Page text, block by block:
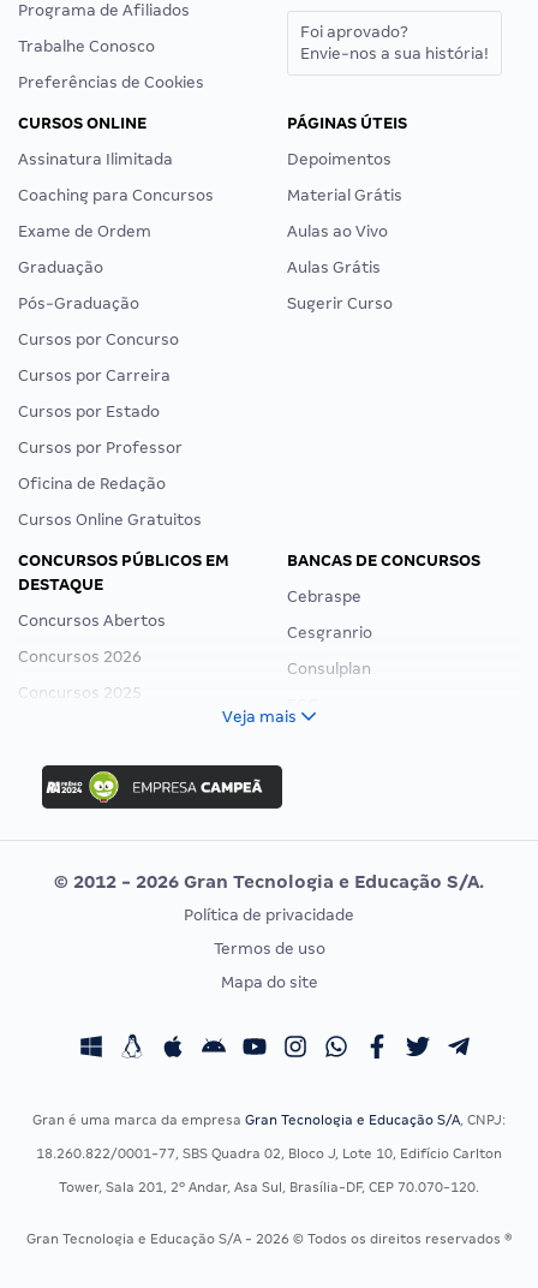
Programa de Afiliados
Trabalhe Conosco
Preferências de Cookies
Foi aprovado?
Envie-nos a sua história!
CURSOS ONLINE
Assinatura Ilimitada
Coaching para Concursos
Exame de Ordem
Graduação
Pós-Graduação
Cursos por Concurso
Cursos por Carreira
Cursos por Estado
Cursos por Professor
Oficina de Redação
Cursos Online Gratuitos
PÁGINAS ÚTEIS
Depoimentos
Material Grátis
Aulas ao Vivo
Aulas Grátis
Sugerir Curso
CONCURSOS PÚBLICOS EM
DESTAQUE
Concursos Abertos
Concursos 2026
Concursos 2025
Concurso Ibama
Concurso MPU
Editais publicados
BANCAS DE CONCURSOS
Cebraspe
Cesgranrio
Consulplan
Vunesp
CONCURSOS POR PROFISSÃO
Concursos Fiscais
Concursos Saúde
Residência Multiprofissional
EXAME DE ORDEM
Calendário OAB
Veja mais
© 2012 - 2026 Gran Tecnologia e Educação S/A.
Política de privacidade
Termos de uso
Mapa do site
Gran é uma marca da empresa Gran Tecnologia e Educação S/A, CNPJ:
18.260.822/0001-77, SBS Quadra 02, Bloco J, Lote 10, Edifício Carlton
Tower, Sala 201, 2º Andar, Asa Sul, Brasília-DF, CEP 70.070-120.
Gran Tecnologia e Educação S/A - 2026 © Todos os direitos reservados ®